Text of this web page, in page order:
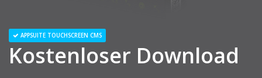
APPSUITE TOUCHSCREEN CMS
Kostenloser Download